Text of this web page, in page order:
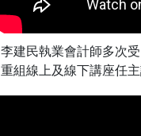
李建民執業會計師多次
重組線上及線下講座任